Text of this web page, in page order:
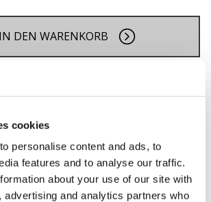
cookies
personalise content and ads, to
features and to analyse our traffic.
about your use of our site with
advertising and analytics partners who
IN DEN WARENKORB
die vor 12 Uhr MEZ (Montag bis
uns eingehen, werden noch am selben
Lieferung für Bestellungen über 50€